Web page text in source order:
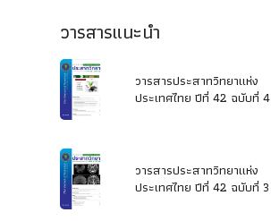
วารสารแนะนำ
วารสารประสาทวิทยาแห่ง
ประเทศไทย ปีที่ 42 ฉบับที่ 4
วารสารประสาทวิทยาแห่ง
ประเทศไทย ปีที่ 42 ฉบับที่ 3